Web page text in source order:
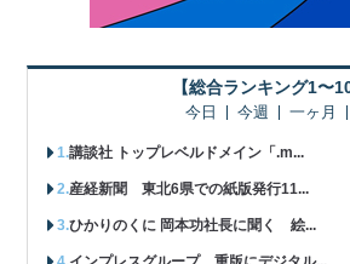
【総合ランキング1〜10
今日 今週 一ヶ月
講談社 トップレベルドメイン「.m...
産経新聞 東北6県での紙版発行11...
ひかりのくに 岡本功社長に聞く 絵...